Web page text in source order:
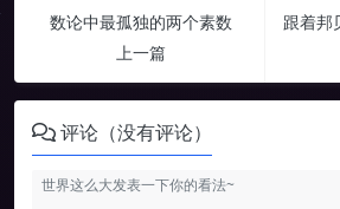
数论中最孤独的两个素数
上一篇
评论（没有评论）
一、难在哪里？
二、代数数
四：证明